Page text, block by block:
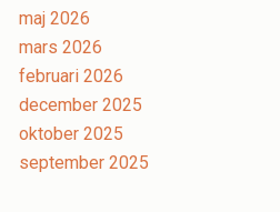
maj 2026
mars 2026
februari 2026
december 2025
oktober 2025
september 2025